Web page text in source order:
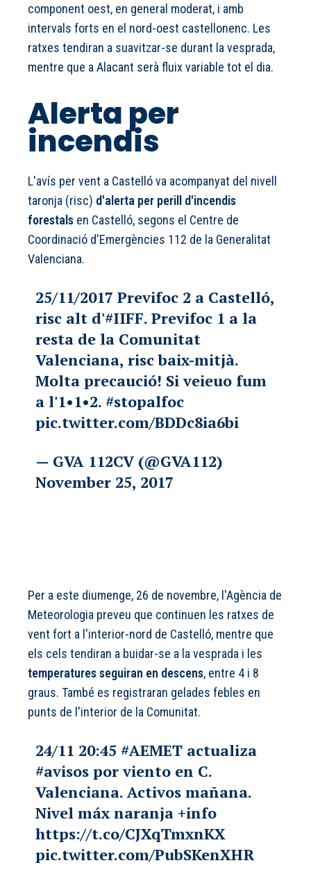
component oest, en general moderat, i amb
intervals forts en el nord-oest castellonenc. Les
ratxes tendiran a suavitzar-se durant la vesprada,
mentre que a Alacant serà fluix variable tot el dia.
Alerta per
incendis
L'avís per vent a Castelló va acompanyat del nivell
taronja (risc) d'alerta per perill d'incendis
forestals en Castelló, segons el Centre de
Coordinació d'Emergències 112 de la Generalitat
Valenciana.
25/11/2017 Previfoc 2 a Castelló,
risc alt d'#IIFF. Previfoc 1 a la
resta de la Comunitat
Valenciana, risc baix-mitjà.
Molta precaució! Si veieuo fum
a l'1•1•2. #stopalfoc
pic.twitter.com/BDDc8ia6bi
— GVA 112CV (@GVA112)
November 25, 2017
Per a este diumenge, 26 de novembre, l'Agència de
Meteorologia preveu que continuen les ratxes de
vent fort a l'interior-nord de Castelló, mentre que
els cels tendiran a buidar-se a la vesprada i les
temperatures seguiran en descens, entre 4 i 8
graus. També es registraran gelades febles en
punts de l'interior de la Comunitat.
24/11 20:45 #AEMET actualiza
#avisos por viento en C.
Valenciana. Activos mañana.
Nivel máx naranja +info
https://t.co/CJXqTmxnKX
pic.twitter.com/PubSKenXHR